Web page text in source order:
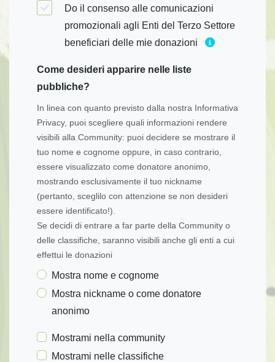
Do il consenso alle comunicazioni
promozionali agli Enti del Terzo Settore
beneficiari delle mie donazioni
Come desideri apparire nelle liste
pubbliche?
In linea con quanto previsto dalla nostra Informativa
Privacy, puoi scegliere quali informazioni rendere
visibili alla Community: puoi decidere se mostrare il
tuo nome e cognome oppure, in caso contrario,
essere visualizzato come donatore anonimo,
mostrando esclusivamente il tuo nickname
(pertanto, sceglilo con attenzione se non desideri
essere identificato!).
Se decidi di entrare a far parte della Community o
delle classifiche, saranno visibili anche gli enti a cui
effettui le donazioni
Mostra nome e cognome
Mostra nickname o come donatore
anonimo
Mostrami nella community
Mostrami nelle classifiche